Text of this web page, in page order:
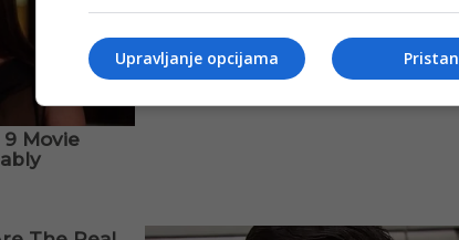
Upravljanje opcijama